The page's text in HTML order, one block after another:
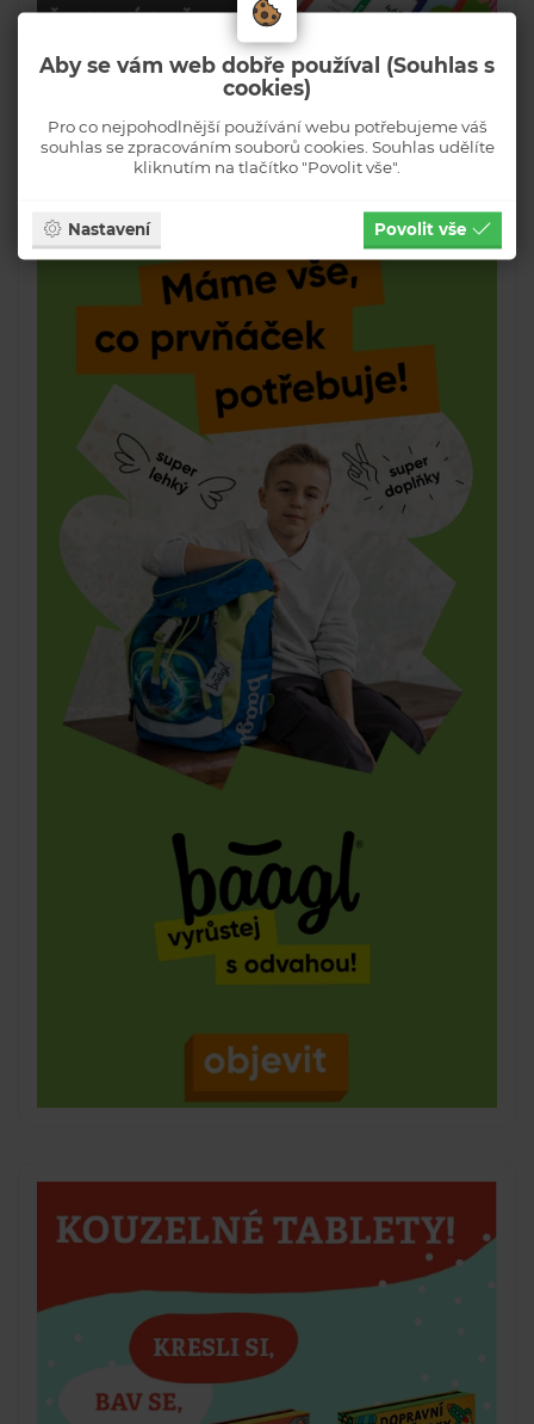
Aby se vám web dobře používal (Souhlas s
cookies)
Pro co nejpohodlnější používání webu potřebujeme váš
souhlas se zpracováním souborů cookies. Souhlas udělíte
kliknutím na tlačítko "Povolit vše".
Nastavení Povolit vše